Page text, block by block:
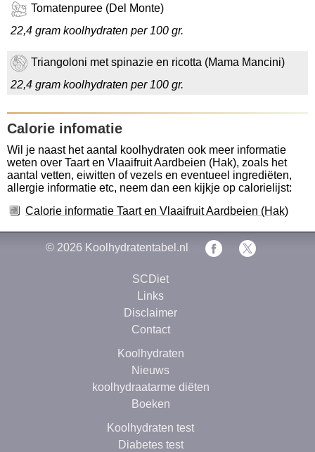
Tomatenpuree (Del Monte)
22,4 gram koolhydraten per 100 gr.
Triangoloni met spinazie en ricotta (Mama Mancini)
22,4 gram koolhydraten per 100 gr.
Calorie infomatie
Wil je naast het aantal koolhydraten ook meer informatie
weten over Taart en Vlaaifruit Aardbeien (Hak), zoals het
aantal vetten, eiwitten of vezels en eventueel ingrediëten,
allergie informatie etc, neem dan een kijkje op calorielijst:
Calorie informatie Taart en Vlaaifruit Aardbeien (Hak)
© 2026 Koolhydratentabel.nl
SCDiet
Links
Disclaimer
Contact
Koolhydraten
Nieuws
koolhydraatarme diëten
Boeken
Koolhydraten test
Diabetes test